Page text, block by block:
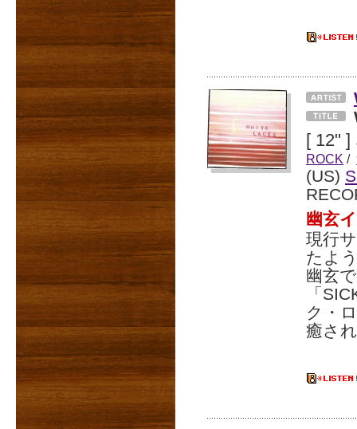
[ 12" ]
ROCK /
(US)
幽玄
現行
たよ
幽玄
「
ク・
癒さ